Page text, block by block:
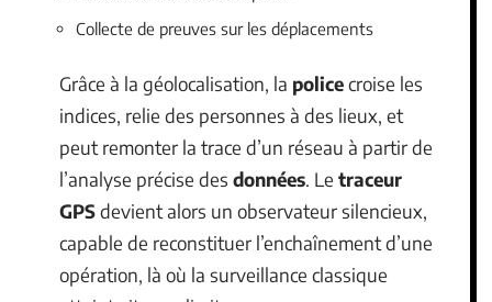
Collecte de preuves sur les déplacements
Grâce à la géolocalisation, la policecroise les
indices, relie des personnes à des lieux, et
peut remonter la trace d’un réseau à partir de
l’analyse précise des données. Le traceur
GPSdevient alors un observateur silencieux,
capable de reconstituer l’enchaînement d’une
opération, là où la surveillance classique